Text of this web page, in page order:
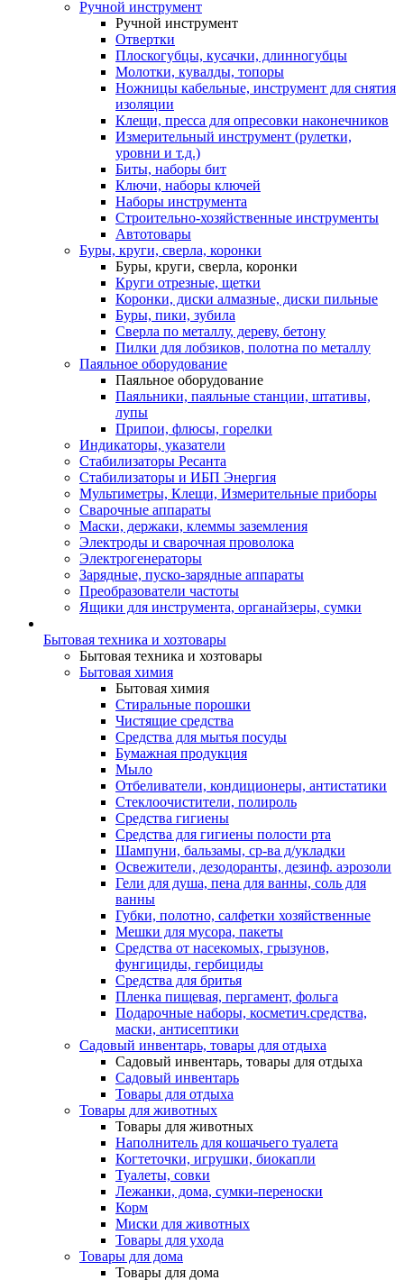
Ручной инструмент
Ручной инструмент
Отвертки
Плоскогубцы, кусачки, длинногубцы
Молотки, кувалды, топоры
Ножницы кабельные, инструмент для снятия
изоляции
Клещи, пресса для опресовки наконечников
Измерительный инструмент (рулетки,
уровни и т.д.)
Биты, наборы бит
Ключи, наборы ключей
Наборы инструмента
Строительно-хозяйственные инструменты
Автотовары
Буры, круги, сверла, коронки
Буры, круги, сверла, коронки
Круги отрезные, щетки
Коронки, диски алмазные, диски пильные
Буры, пики, зубила
Сверла по металлу, дереву, бетону
Пилки для лобзиков, полотна по металлу
Паяльное оборудование
Паяльное оборудование
Паяльники, паяльные станции, штативы,
лупы
Припои, флюсы, горелки
Индикаторы, указатели
Стабилизаторы Ресанта
Стабилизаторы и ИБП Энергия
Мультиметры, Клещи, Измерительные приборы
Сварочные аппараты
Маски, держаки, клеммы заземления
Электроды и сварочная проволока
Электрогенераторы
Зарядные, пуско-зарядные аппараты
Преобразователи частоты
Ящики для инструмента, органайзеры, сумки
Бытовая техника и хозтовары
Бытовая техника и хозтовары
Бытовая химия
Бытовая химия
Стиральные порошки
Чистящие средства
Средства для мытья посуды
Бумажная продукция
Мыло
Отбеливатели, кондиционеры, антистатики
Стеклоочистители, полироль
Средства гигиены
Средства для гигиены полости рта
Шампуни, бальзамы, ср-ва д/укладки
Освежители, дезодоранты, дезинф. аэрозоли
Гели для душа, пена для ванны, соль для
ванны
Губки, полотно, салфетки хозяйственные
Мешки для мусора, пакеты
Средства от насекомых, грызунов,
фунгициды, гербициды
Средства для бритья
Пленка пищевая, пергамент, фольга
Подарочные наборы, косметич.средства,
маски, антисептики
Садовый инвентарь, товары для отдыха
Садовый инвентарь, товары для отдыха
Садовый инвентарь
Товары для отдыха
Товары для животных
Товары для животных
Наполнитель для кошачьего туалета
Когтеточки, игрушки, биокапли
Туалеты, совки
Лежанки, дома, сумки-переноски
Корм
Миски для животных
Товары для ухода
Товары для дома
Товары для дома